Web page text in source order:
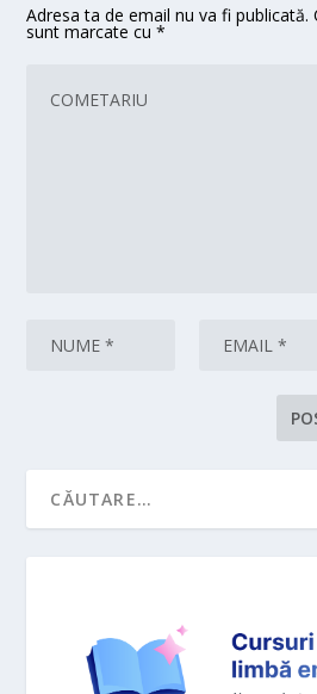
Adresa ta de email nu va fi publicată.
sunt marcate cu*